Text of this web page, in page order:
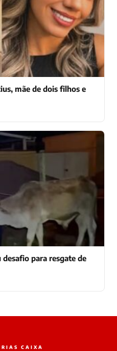
mãe de dois filhos e
para resgate de
CAIXA